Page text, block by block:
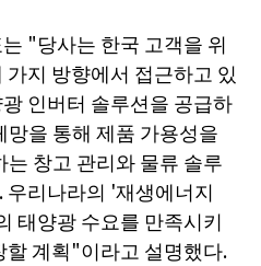
"당사는 한국 고객을 위
지 방향에서 접근하고 있
인버터 솔루션을 공급하
을 통해 제품 가용성을
창고 관리와 물류 솔루
리나라의 '재생에너지
태양광 수요를 만족시키
할 계획"이라고 설명했다.